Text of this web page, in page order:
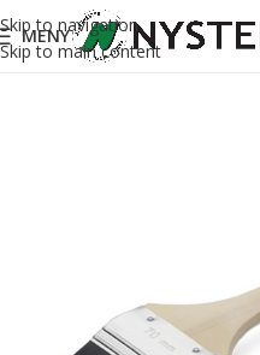
Skip to navigation
Skip to main content
MENY